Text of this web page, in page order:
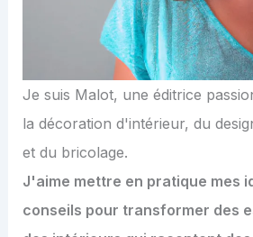
Je suis Malot, une éditrice
la décoration d'intérieur, du
et du bricolage.
J'aime mettre en pratique mes
conseils pour transformer des